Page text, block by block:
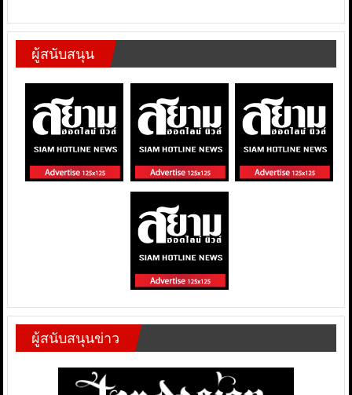
ผู้สนับสนุน
ผู้สนับสนุนข่าว